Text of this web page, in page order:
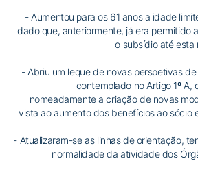
- Aumentou para os 61 anos a idade
dado que, anteriormente, já era permitido
o subsídio até esta
- Abriu um leque de novas perspetivas
contemplado no Artigo 1º A,
nomeadamente a criação de novas
vista ao aumento dos benefícios ao sócio
- Atualizaram-se as linhas de orientação,
normalidade da atividade dos